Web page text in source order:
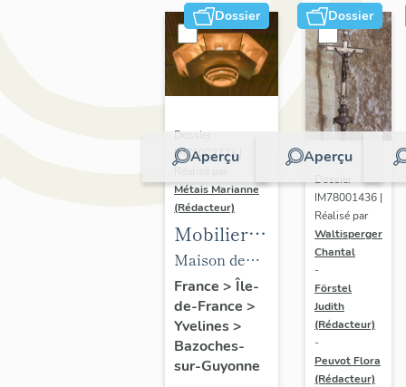
Dossier
Aperçu
Dossier
IM78002723 |
Métais Marianne
(Rédacteur)
Mobilier
de la
maison
Louis
Carré
Maison de
villégiature
dite maison
Louis Carré
France > Île-
de-France >
Yvelines>
Bazoches-
sur-Guyonne
Dossier
Aperçu
Dossier
IM78001436 |
Réalisé par
Waltisperger
Chantal
-
Förstel
Judith
(Rédacteur)
-
Peuvot Flora
(Rédacteur)